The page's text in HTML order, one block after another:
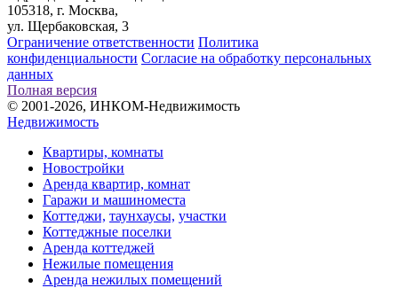
105318, г. Москва,
ул. Щербаковская, 3
Ограничение ответственности Политика
конфиденциальности Согласие на обработку персональных
данных
Полная версия
© 2001-2026, ИНКОМ-Недвижимость
Недвижимость
Квартиры, комнаты
Новостройки
Аренда квартир, комнат
Гаражи и машиноместа
Коттеджи, таунхаусы, участки
Коттеджные поселки
Аренда коттеджей
Нежилые помещения
Аренда нежилых помещений